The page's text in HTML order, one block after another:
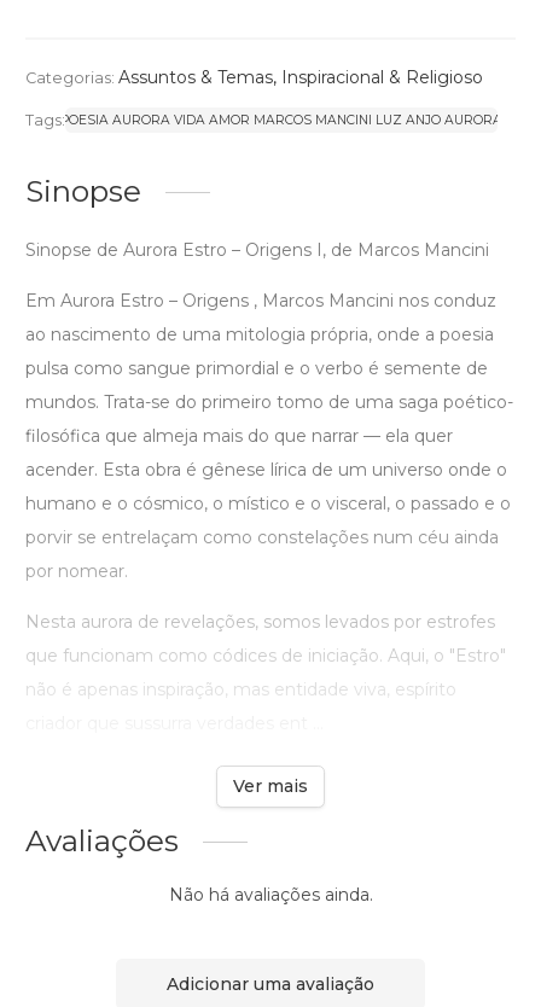
Categorias: Assuntos & Temas, Inspiracional & Religioso
Tags:POESIA AURORA VIDA AMOR MARCOS MANCINI LUZ ANJO AURORA
Sinopse
Sinopse de Aurora Estro – Origens I, de Marcos Mancini
Em Aurora Estro – Origens , Marcos Mancini nos conduz
ao nascimento de uma mitologia própria, onde a poesia
pulsa como sangue primordial e o verbo é semente de
mundos. Trata-se do primeiro tomo de uma saga poético-
filosófica que almeja mais do que narrar — ela quer
acender. Esta obra é gênese lírica de um universo onde o
humano e o cósmico, o místico e o visceral, o passado e o
porvir se entrelaçam como constelações num céu ainda
por nomear.
Nesta aurora de revelações, somos levados por estrofes
que funcionam como códices de iniciação. Aqui, o "Estro"
não é apenas inspiração, mas entidade viva, espírito
Ver mais
Avaliações
Não há avaliações ainda.
Adicionar uma avaliação